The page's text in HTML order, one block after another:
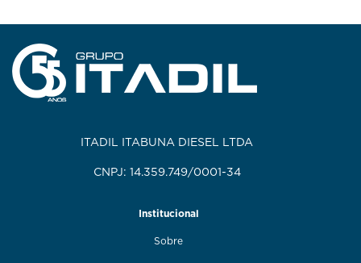
ITADIL ITABUNA DIESEL LTDA
CNPJ: 14.359.749/0001-34
Institucional
Sobre